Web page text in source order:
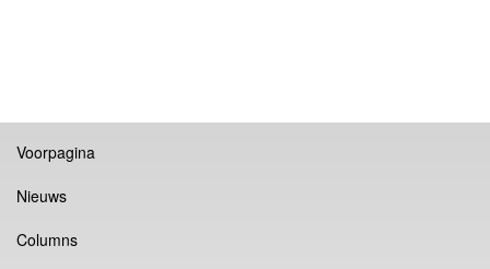
Voorpagina
Nieuws
Columns